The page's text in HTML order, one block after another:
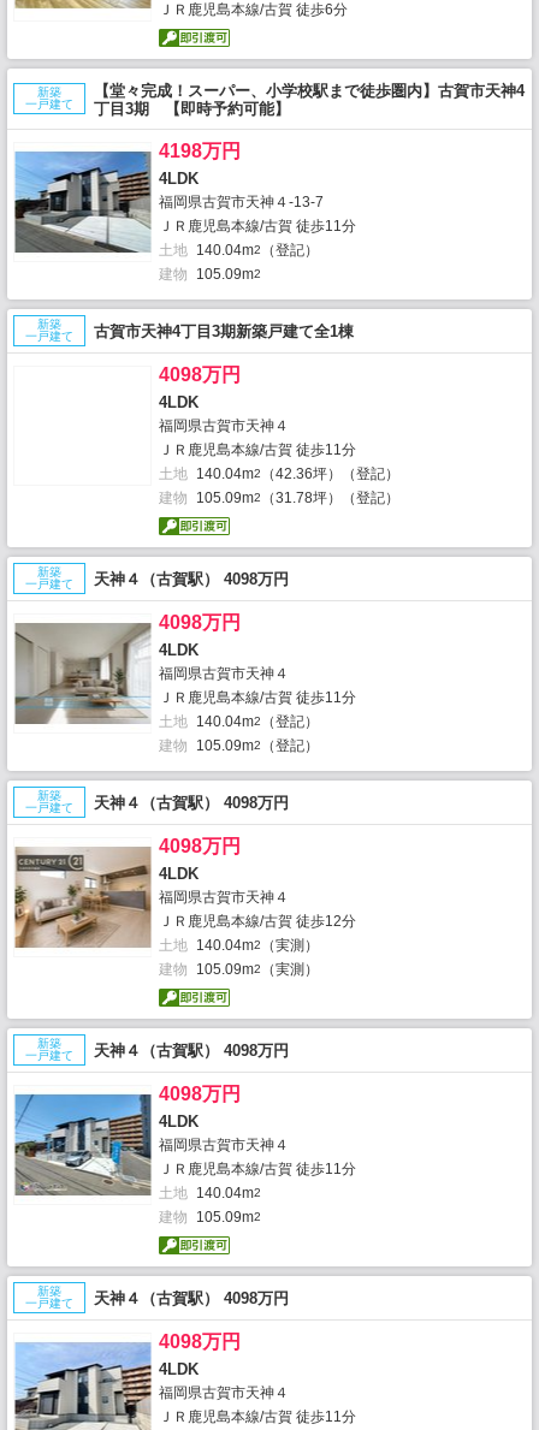
ＪＲ鹿児島本線/古賀 徒歩6分
新築
一戸建て
【堂々完成！スーパー、小学校駅まで徒歩圏内】古賀市天神4
丁目3期 【即時予約可能】
4198万円
4LDK
福岡県古賀市天神４-13-7
ＪＲ鹿児島本線/古賀 徒歩11分
土地 140.04m2
（登記）
建物
105.09m2
新築
一戸建て
古賀市天神4丁目3期新築戸建て全1棟
4098万円
4LDK
福岡県古賀市天神４
ＪＲ鹿児島本線/古賀 徒歩11分
土地 140.04m2
（42.36坪）（登記）
建物
105.09m2 （31.78坪）（登記）
新築
一戸建て
天神４（古賀駅） 4098万円
4098万円
4LDK
福岡県古賀市天神４
ＪＲ鹿児島本線/古賀 徒歩11分
土地 140.04m2
（登記）
建物
105.09m2 （登記）
新築
一戸建て
天神４（古賀駅） 4098万円
4098万円
4LDK
福岡県古賀市天神４
ＪＲ鹿児島本線/古賀 徒歩12分
土地 140.04m2
（実測）
建物
105.09m2 （実測）
新築
一戸建て
天神４（古賀駅） 4098万円
4098万円
4LDK
福岡県古賀市天神４
ＪＲ鹿児島本線/古賀 徒歩11分
土地 140.04m2
建物 105.09m2
新築
一戸建て
天神４（古賀駅） 4098万円
4098万円
4LDK
福岡県古賀市天神４
ＪＲ鹿児島本線/古賀 徒歩11分